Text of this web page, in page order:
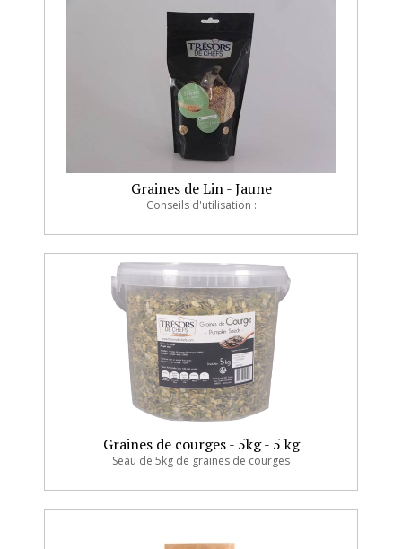
Graines de Lin - Jaune
Conseils d'utilisation :
Graines de courges - 5kg - 5 kg
Seau de 5kg de graines de courges